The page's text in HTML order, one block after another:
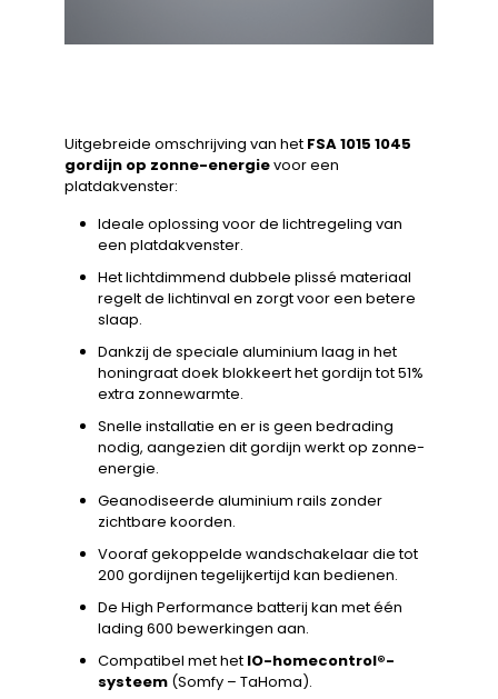
Uitgebreide omschrijving van het FSA 1015 1045
gordijn op zonne-energievoor een
platdakvenster:
Ideale oplossing voor de lichtregeling van
een platdakvenster.
Het lichtdimmend dubbele plissé materiaal
regelt de lichtinval en zorgt voor een betere
slaap.
Dankzij de speciale aluminium laag in het
honingraat doek blokkeert het gordijn tot 51%
extra zonnewarmte.
Snelle installatie en er is geen bedrading
nodig, aangezien dit gordijn werkt op zonne-
energie.
Geanodiseerde aluminium rails zonder
zichtbare koorden.
Vooraf gekoppelde wandschakelaar die tot
200 gordijnen tegelijkertijd kan bedienen.
De High Performance batterij kan met één
lading 600 bewerkingen aan.
Compatibel met het IO-homecontrol®-
systeem (Somfy – TaHoma).